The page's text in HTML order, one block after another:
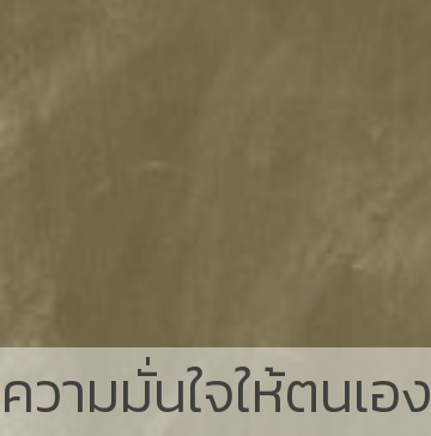
วามมั่นใจให้ตนเอง